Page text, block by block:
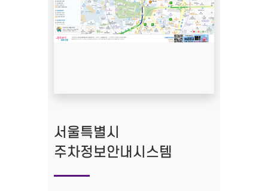
서울특별시
주차정보안내시스템